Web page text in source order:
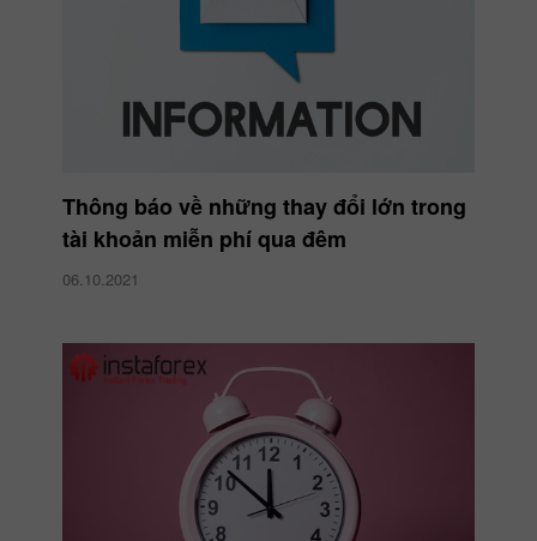
Thông báo về những thay đổi lớn trong
tài khoản miễn phí qua đêm
06.10.2021